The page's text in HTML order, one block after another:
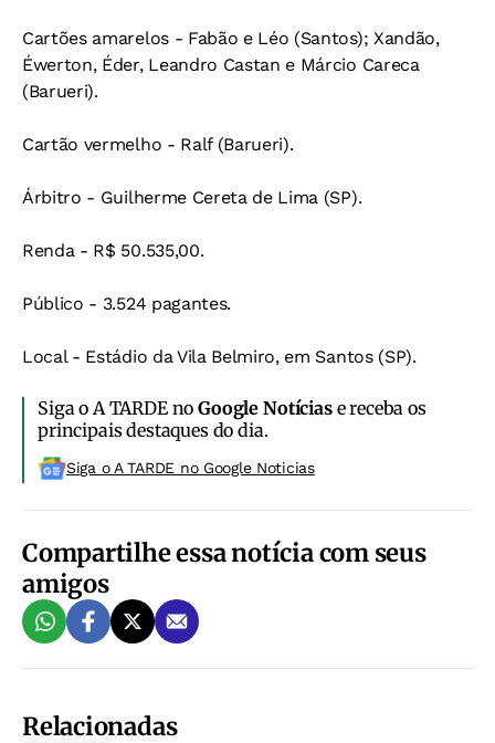
Cartões amarelos - Fabão e Léo (Santos); Xandão,
Éwerton, Éder, Leandro Castan e Márcio Careca
(Barueri).
Cartão vermelho - Ralf (Barueri).
Árbitro - Guilherme Cereta de Lima (SP).
Renda - R$ 50.535,00.
Público - 3.524 pagantes.
Local - Estádio da Vila Belmiro, em Santos (SP).
Siga o A TARDE noGoogle Notíciase receba os
principais destaques do dia.
Siga o A TARDE no Google Noticias
Compartilhe essa notícia com seus
amigos
Relacionadas